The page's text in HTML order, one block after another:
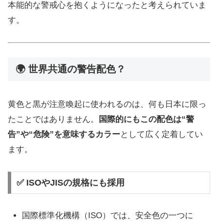
本能的な警戒心を抱くようになったと考えられていま
す。
🌍 世界共通の警告配色？
黄色と黒が注意喚起に使われるのは、何も日本に限っ
たことではありません。
国際的にもこの配色は“警
告”や“危険”を意味するカラーとして広く定着してい
ます。
✅ ISOやJISの規格にも採用
国際標準化機構（ISO）では、安全色の一つに